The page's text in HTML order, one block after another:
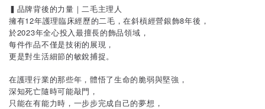
▍品牌背後的力量｜二毛主理人
擁有12年護理臨床經歷的二毛，在斜槓經營銀飾8年後，
於2023年全心投入最擅長的飾品領域，
每件作品不僅是技術的展現，
更是對生活細節的敏銳捕捉。
在護理行業的那些年，體悟了生命的脆弱與堅強，
深知死亡隨時可能敲門，
只能在有能力時，一步步完成自己的夢想，